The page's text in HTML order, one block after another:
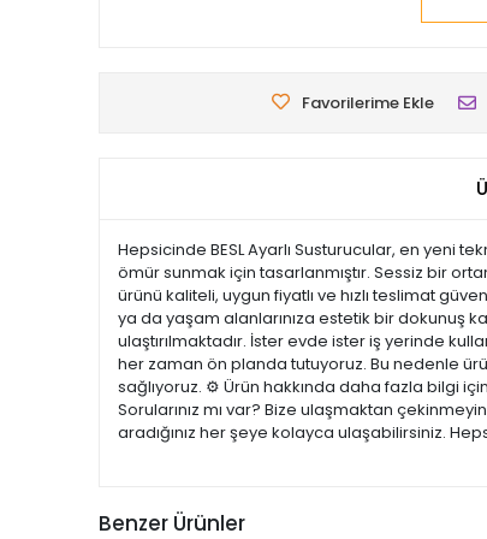
Favorilerime Ekle
Hepsicinde BESL Ayarlı Susturucular, en yeni
ömür sunmak için tasarlanmıştır. Sessiz bir
ürünü kaliteli, uygun fiyatlı ve hızlı teslimat
ya da yaşam alanlarınıza estetik bir dokunuş
ulaştırılmaktadır. İster evde ister iş yerinde
her zaman ön planda tutuyoruz. Bu nedenle
sağlıyoruz. ⚙️ Ürün hakkında daha fazla bilgi
Sorularınız mı var? Bize ulaşmaktan
aradığınız her şeye kolayca ulaşabilirsiniz.
Benzer Ürünler